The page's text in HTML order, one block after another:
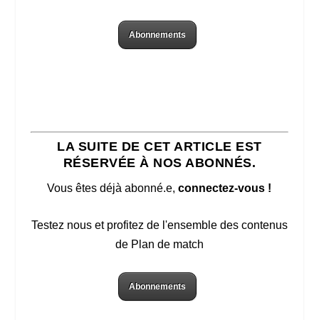
Abonnements
LA SUITE DE CET ARTICLE EST
RÉSERVÉE À NOS ABONNÉS.
Vous êtes déjà abonné.e,connectez-vous !
Testez nous et profitez de l'ensemble des contenus
de Plan de match
Abonnements